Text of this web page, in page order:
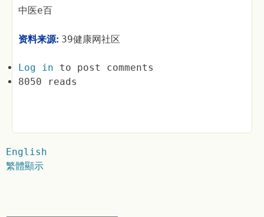
中医e百
资料来源: 39健康网社区
Log in to post comments
8050 reads
English
繁體顯示